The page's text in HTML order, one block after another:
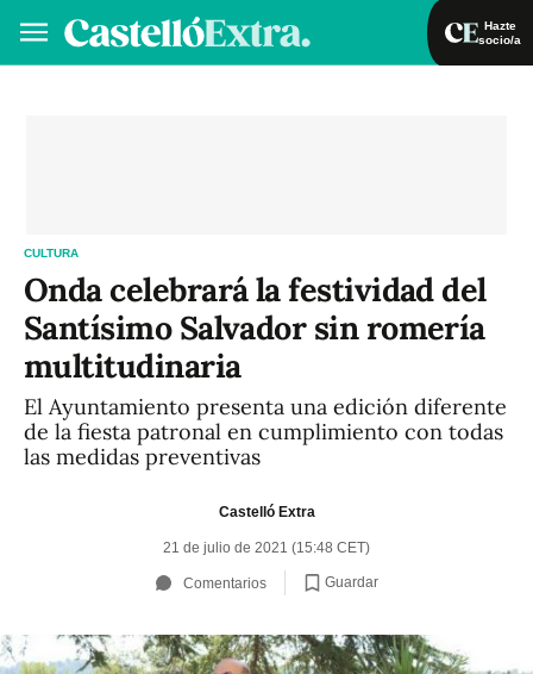
Hazte
socio/a
CULTURA
Onda celebrará la festividad del
Santísimo Salvador sin romería
multitudinaria
El Ayuntamiento presenta una edición diferente
de la fiesta patronal en cumplimiento con todas
las medidas preventivas
Castelló Extra
21 de julio de 2021 (15:48 CET)
Comentarios Guardar